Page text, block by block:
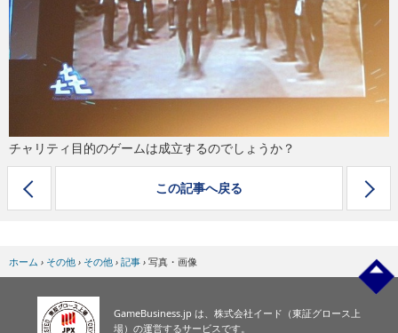
チャリティ目的のゲームは成立するのでしょうか？
この記事へ戻る
ホーム › その他 › その他 › 記事 › 写真・画像
GameBusiness.jp は、株式会社イード（東証グロース上
場）の運営するサービスです。